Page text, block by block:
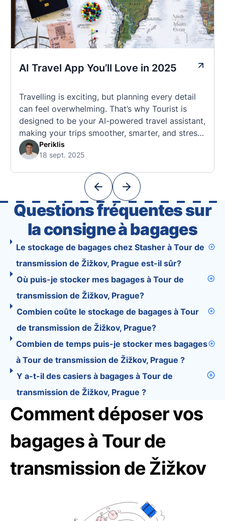
AI Travel App You’ll Love in 2025
Travelling is exciting, but planning every detail
can feel overwhelming. That’s why Tourist is
designed to be your AI-powered travel assistant,
making your trips smoother, smarter, and stress-
free. 🧭 What Makes the Tourist App Unique?
Unlike standard travel apps, Tourist combines
With Tourist, your trip planning becomes as
Periklis
18 sept. 2025
Questions fréquentes sur
la consigne à bagages
Le stockage de bagages chez Stasher à Tour de
transmission de Žižkov, Prague est-il sûr?
Où puis-je stocker mes bagages à Tour de
transmission de Žižkov, Prague?
Combien coûte le stockage de bagages à Tour
de transmission de Žižkov, Prague?
Combien de temps puis-je stocker mes bagages
à Tour de transmission de Žižkov, Prague ?
Y a-t-il des casiers à bagages à Tour de
transmission de Žižkov, Prague ?
Comment déposer vos
bagages à Tour de
transmission de Žižkov